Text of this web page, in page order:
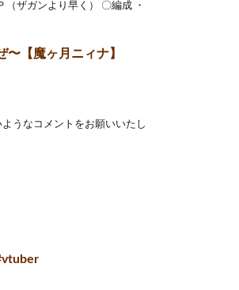
ザガンより早く） 〇編成 ・
【魔ヶ月ニィナ】
うなコメントをお願いいたし